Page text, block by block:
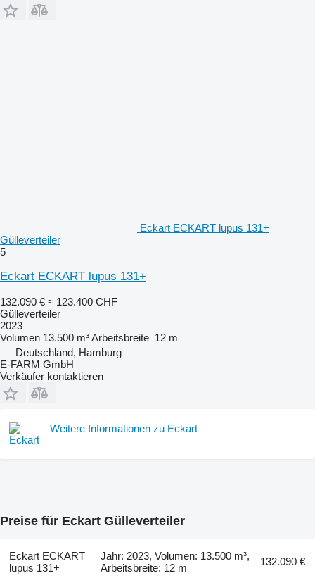
Eckart ECKART lupus 131+
Gülleverteiler
5
Eckart ECKART lupus 131+
132.090 € ≈ 123.400 CHF
Gülleverteiler
2023
Volumen 13.500 m³Arbeitsbreite 12 m
Deutschland, Hamburg
E-FARM GmbH
Verkäufer kontaktieren
Weitere Informationen zu Eckart
Preise für Eckart Gülleverteiler
Eckart ECKART
lupus 131+
Jahr: 2023, Volumen: 13.500 m³,
Arbeitsbreite: 12 m
132.090 €